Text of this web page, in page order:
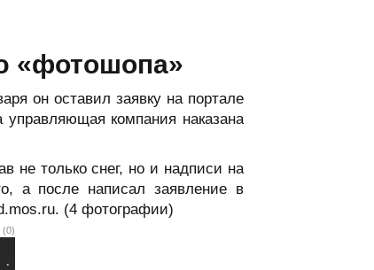
«фотошопа»
он оставил заявку на портале
компания наказана
не только снег, но и надписи на
а после написал заявление в
(4 фотографии)
(0)
.